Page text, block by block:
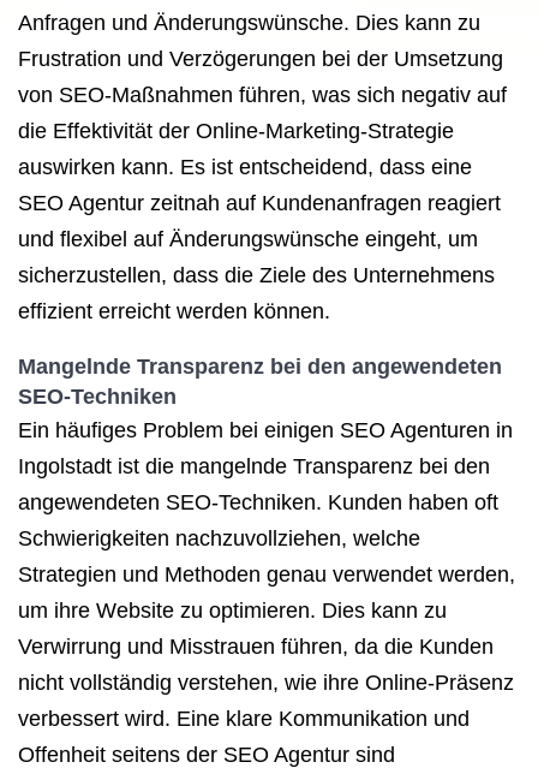
Anfragen und Änderungswünsche. Dies kann zu
Frustration und Verzögerungen bei der Umsetzung
von SEO-Maßnahmen führen, was sich negativ auf
die Effektivität der Online-Marketing-Strategie
auswirken kann. Es ist entscheidend, dass eine
SEO Agentur zeitnah auf Kundenanfragen reagiert
und flexibel auf Änderungswünsche eingeht, um
sicherzustellen, dass die Ziele des Unternehmens
effizient erreicht werden können.
Mangelnde Transparenz bei den angewendeten
SEO-Techniken
Ein häufiges Problem bei einigen SEO Agenturen in
Ingolstadt ist die mangelnde Transparenz bei den
angewendeten SEO-Techniken. Kunden haben oft
Schwierigkeiten nachzuvollziehen, welche
Strategien und Methoden genau verwendet werden,
um ihre Website zu optimieren. Dies kann zu
Verwirrung und Misstrauen führen, da die Kunden
nicht vollständig verstehen, wie ihre Online-Präsenz
verbessert wird. Eine klare Kommunikation und
Offenheit seitens der SEO Agentur sind